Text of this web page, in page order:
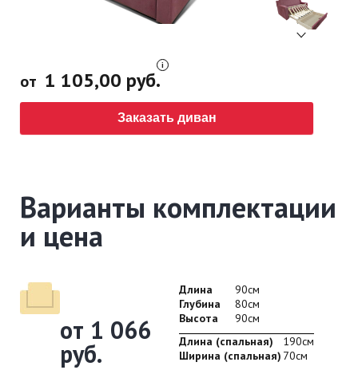
от 1 105,00 руб.
Заказать диван
Варианты комплектации
и цена
от 1 066
руб.
Длина
90см
Глубина
80см
Высота
90см
Длина (спальная)
190см
Ширина (спальная) 70см